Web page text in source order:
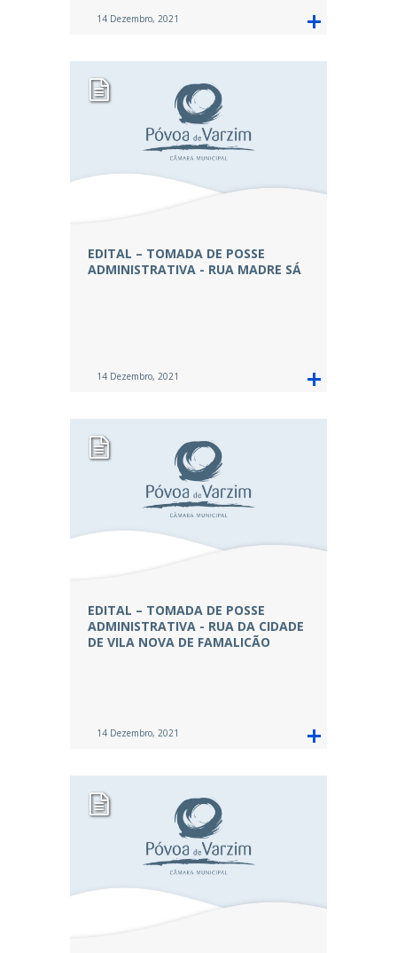
14 Dezembro, 2021
EDITAL – TOMADA DE POSSE
ADMINISTRATIVA - RUA MADRE SÁ
14 Dezembro, 2021
EDITAL – TOMADA DE POSSE
ADMINISTRATIVA - RUA DA CIDADE
DE VILA NOVA DE FAMALICÃO
14 Dezembro, 2021